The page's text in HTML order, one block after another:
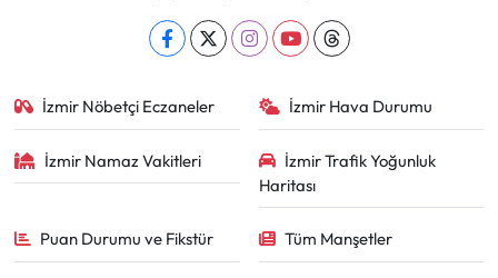
İzmir Nöbetçi Eczaneler İzmir Hava Durumu
İzmir Namaz Vakitleri
İzmir Trafik Yoğunluk
Haritası
Puan Durumu ve Fikstür Tüm Manşetler